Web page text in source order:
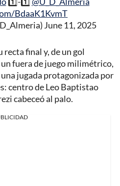
BdaaK1KvmT
June 11, 2025
recta final y, de un gol
fuera de juego milimétrico,
jugada protagonizada por
centro de Leo Baptistao
cabeceó al palo.